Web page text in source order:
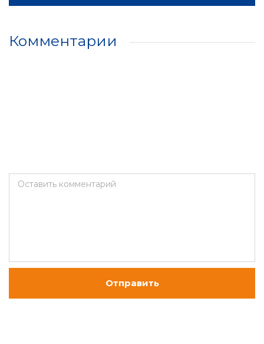
Комментарии
Оставить комментарий
Отправить